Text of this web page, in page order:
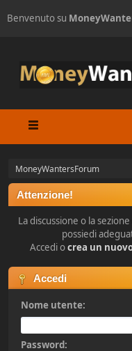
Benvenuto su
MoneyWantersForum
Attenzione!
La discussione o la
possiedi
Accedi ocrea un
Accedi
Nome utente:
Password: